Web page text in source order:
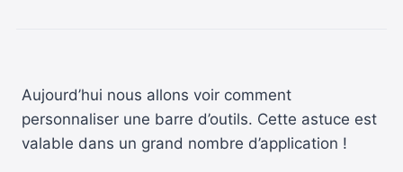
Aujourd’hui nous allons voir comment
personnaliser une barre d’outils. Cette astuce est
valable dans un grand nombre d’application !